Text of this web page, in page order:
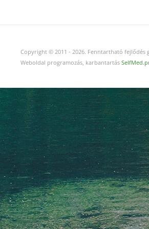
Copyright © 2011 - 2026. Fenntartható fejlődés
Weboldal programozás, karbantartás